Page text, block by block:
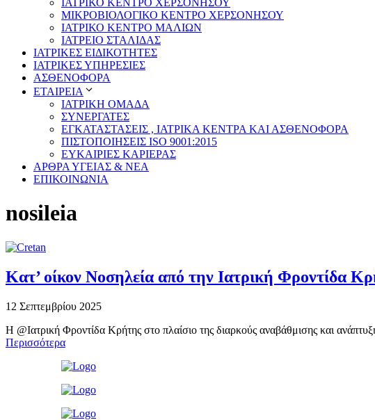
ΙΑΤΡΙΚΟ ΚΕΝΤΡΟ ΧΕΡΣΟΝΗΣΟΥ
ΜΙΚΡΟΒΙΟΛΟΓΙΚΟ ΚΕΝΤΡΟ ΧΕΡΣΟΝΗΣΟΥ
ΙΑΤΡΙΚΟ ΚΕΝΤΡΟ ΜΑΛΙΩΝ
ΙΑΤΡΕΙΟ ΣΤΑΛΙΔΑΣ
ΙΑΤΡΙΚΕΣ ΕΙΔΙΚΟΤΗΤΕΣ
ΙΑΤΡΙΚΕΣ ΥΠΗΡΕΣΙΕΣ
ΑΣΘΕΝΟΦΟΡΑ
ΕΤΑΙΡΕΙΑ
ΙΑΤΡΙΚΗ ΟΜΑΔΑ
ΣΥΝΕΡΓΑΤΕΣ
ΕΓΚΑΤΑΣΤΑΣΕΙΣ , ΙΑΤΡΙΚΑ ΚΕΝΤΡΑ ΚΑΙ ΑΣΘΕΝΟΦΟΡΑ
ΠΙΣΤΟΠΟΙΗΣΕΙΣ ISO 9001:2015
ΕΥΚΑΙΡΙΕΣ ΚΑΡΙΕΡΑΣ
ΑΡΘΡΑ ΥΓΕΙΑΣ & ΝΕΑ
ΕΠΙΚΟΙΝΩΝΙΑ
nosileia
Κατ’ οίκον Nοσηλεία από την Ιατρική Φροντίδα
12 Σεπτεμβρίου 2025
Η @Ιατρική Φροντίδα Κρήτης στο πλαίσιο της διαρκούς αναβάθμισης και
Περισσότερα